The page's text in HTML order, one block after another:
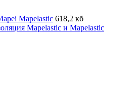
Mapelastic 618,2 кб
Mapelastic и Mapelastic